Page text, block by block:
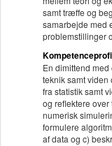
samt træffe og
samarbejde med
problemstillinger
En dimittend
teknik samt
fra statistik samt
og reflektere
numerisk
formulere
af data og c)